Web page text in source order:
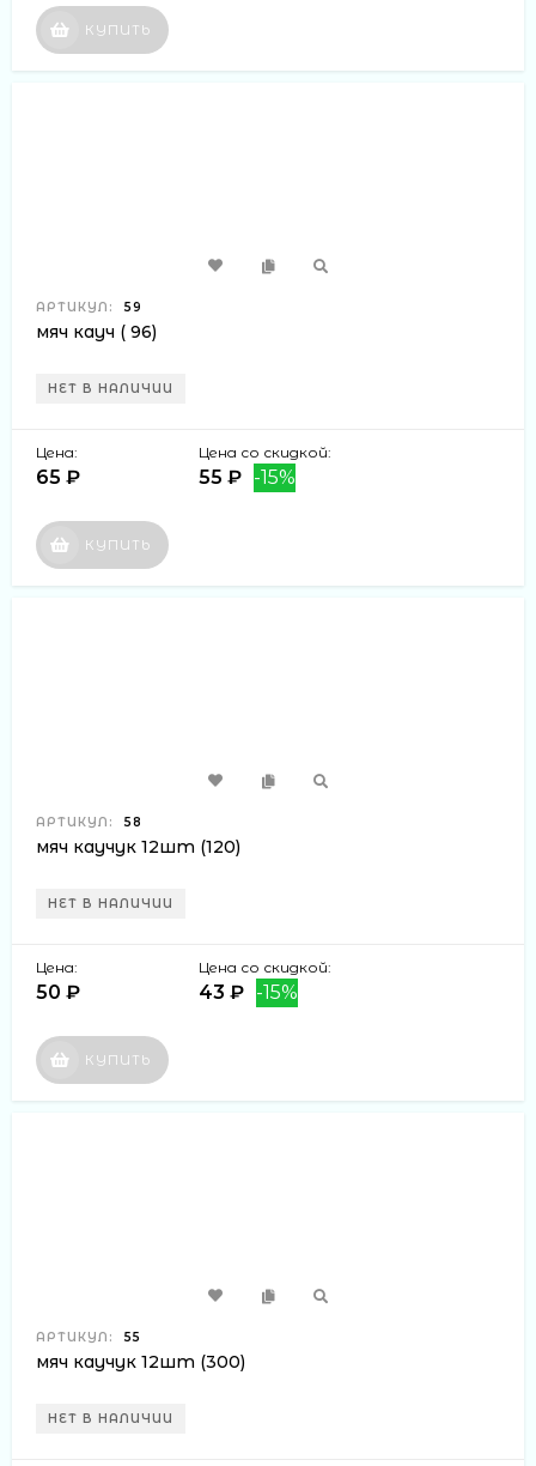
КУПИТЬ
АРТИКУЛ: 59
мяч кауч ( 96)
НЕТ В НАЛИЧИИ
Цена:
65 ₽
Цена со скидкой:
55 ₽ -15%
КУПИТЬ
АРТИКУЛ: 58
мяч каучук 12шт (120)
НЕТ В НАЛИЧИИ
Цена:
50 ₽
Цена со скидкой:
43 ₽ -15%
КУПИТЬ
АРТИКУЛ: 55
мяч каучук 12шт (300)
НЕТ В НАЛИЧИИ